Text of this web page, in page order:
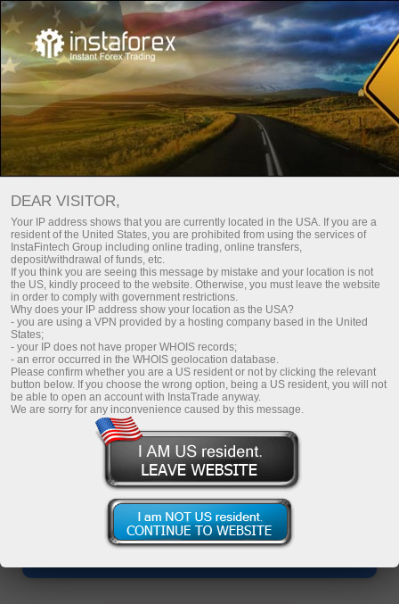
للمستثمرين نظام PAMM
حساب PAMM: الاستثمار
تفتح الخدمة فرصة لإدارة جميع الاستثمارات في حساب واحد. يسمح
كسب دخل إضافي من إدارة الاستثمارات التي تم جذبها.
DEAR VISITOR,
Your IP address shows that you are currently located in the USA. If you are a
resident of the United States, you are prohibited from using the services of
InstaFintech Group including online trading, online transfers,
deposit/withdrawal of funds, etc.
If you think you are seeing this message by mistake and your location is not
the US, kindly proceed to the website. Otherwise, you must leave the website
in order to comply with government restrictions.
Why does your IP address show your location as the USA?
- you are using a VPN provided by a hosting company based in the United
States;
- your IP does not have proper WHOIS records;
- an error occurred in the WHOIS geolocation database.
Please confirm whether you are a US resident or not by clicking the relevant
button below. If you choose the wrong option, being a US resident, you will not
be able to open an account with InstaTrade anyway.
We are sorry for any inconvenience caused by this message.